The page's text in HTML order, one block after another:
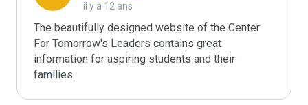
il y a 12 ans
The beautifully designed website of the Center
For Tomorrow's Leaders contains great
information for aspiring students and their
families.